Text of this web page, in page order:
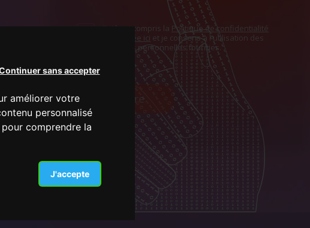
améliorer votre
personnalisé
comprendre la
J'accepte
sans accepter
J'ai lu et compris la Politique de confidentialité
présentée ici et je consens à l'utilisation des
données personnelles fournies.
S'inscrire